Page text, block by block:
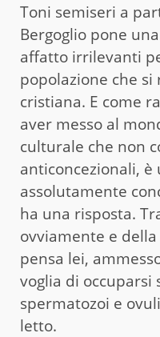
Toni semiseri a
Bergoglio pone
affatto irrilevanti
popolazione che
cristiana. E come
aver messo al
culturale che non
anticoncezionali, è
assolutamente
ha una risposta.
ovviamente e
pensa lei,
voglia di occuparsi
spermatozoi e
letto.